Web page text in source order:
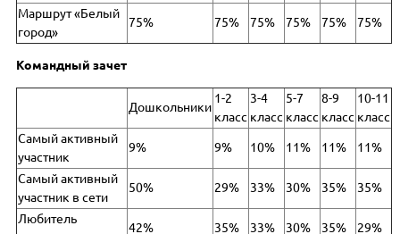
Маршрут «Белый
город»
75% 75% 75% 75% 75% 75%
Командный зачет
Дошкольники
1-2
класс
3-4
класс
5-7
класс
8-9
класс
10-11
класс
Самый активный
участник
9% 9% 10% 11% 11% 11%
Самый активный
участник в сети
50% 29% 33% 30% 35% 35%
Любитель
42% 35% 33% 30% 35% 29%